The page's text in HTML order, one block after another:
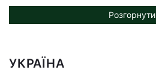
Розгорнути
УКРАЇНА